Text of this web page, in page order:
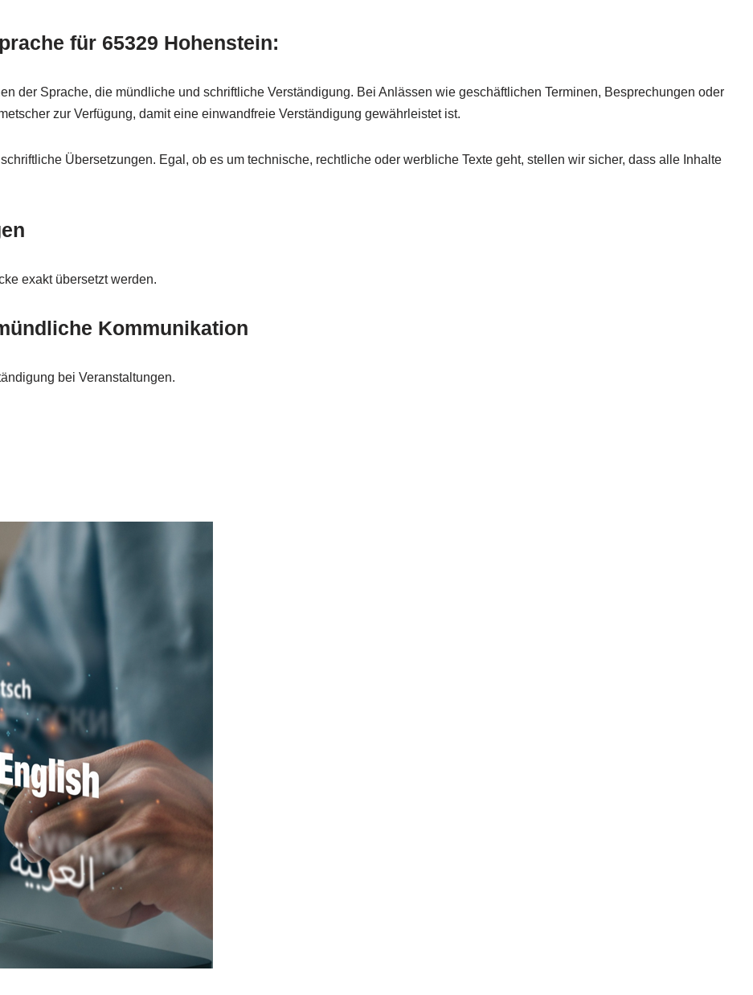
für 65329 Hohenstein:
der Sprache, die mündliche und schriftliche Verständigung. Bei Anlässen wie geschäftlichen Terminen, Besprechungen oder
zur Verfügung, damit eine einwandfreie Verständigung gewährleistet ist.
Übersetzungen. Egal, ob es um technische, rechtliche oder werbliche Texte geht, stellen wir sicher, dass alle Inhalte
exakt übersetzt werden.
Kommunikation
bei Veranstaltungen.